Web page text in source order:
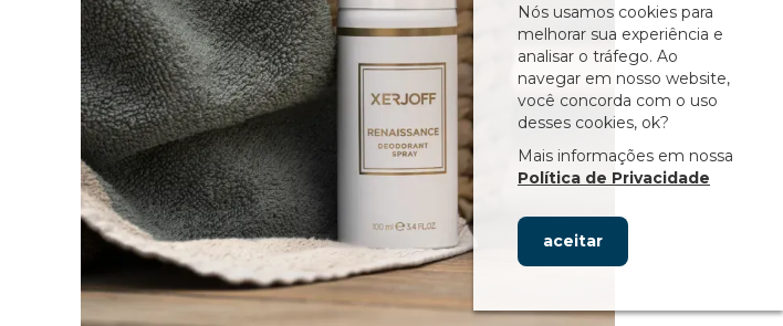
Nós usamos cookies para
melhorar sua experiência e
analisar o tráfego. Ao
navegar em nosso website,
você concorda com o uso
desses cookies, ok?
Mais informações em nossa
Política de Privacidade
aceitar